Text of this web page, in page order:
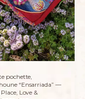
pochette,
“Ensarriada” —
Place, Love &